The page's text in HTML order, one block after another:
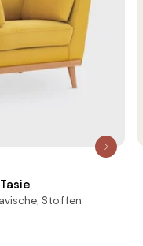
Stoffen